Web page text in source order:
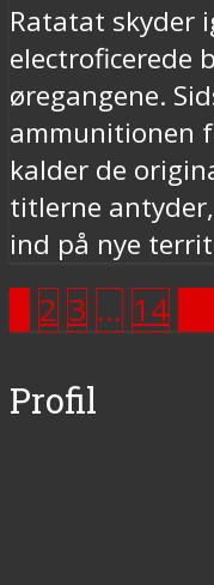
Ratatat skyder
electroficerede
øregangene.
ammunitionen
kalder de
titlerne
ind på nye
2 3 … 14
Profil